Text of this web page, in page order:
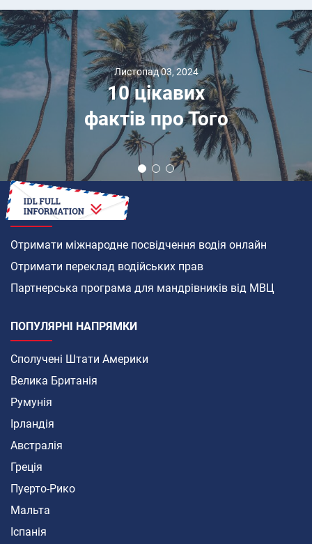
Листопад 03, 2024
10 цікавих
фактів про Того
ЯК
Отримати міжнародне посвідчення водія онлайн
Отримати переклад водійських прав
Партнерська програма для мандрівників від МВЦ
ПОПУЛЯРНІ НАПРЯМКИ
Сполучені Штати Америки
Велика Британія
Румунія
Ірландія
Австралія
Греція
Пуерто-Рико
Мальта
Іспанія